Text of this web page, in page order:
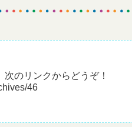
のリンクからどうぞ！
46